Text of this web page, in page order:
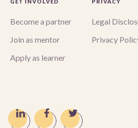
GET INVOLVED
Become a partner
Join as mentor
Apply as learner
PRIVACY
Legal
Privacy